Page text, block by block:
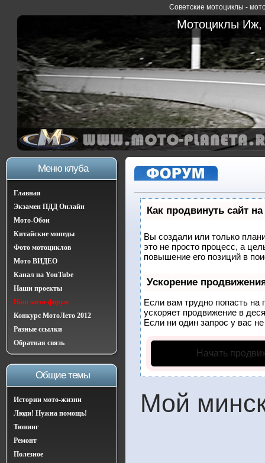
Советские мотоциклы -
Мотоциклы Иж,
Меню клуба
Главная
Экзамен ПДД Онлайн
Мото-Обои
Китайские мопеды
Фото мотоциклов
Мото ВИДЕО
Канал на YouTube
Наши проекты
Наш мото-форум
Конкурс МотоЛето 2012
Разные ссылки
Обратная связь
Общие темы
Истории мото-жизни
Люди! Нужна помощь!
Тюнинг
Ремонт
Полезное
Как продвинуть сайт
Вы создали или только
это не просто процесс, а
повышение его позиций в
Ускорение
Если вам трудно попасть на
ускоряет продвижение в
Если ни один запрос у вас
Начать
Мой